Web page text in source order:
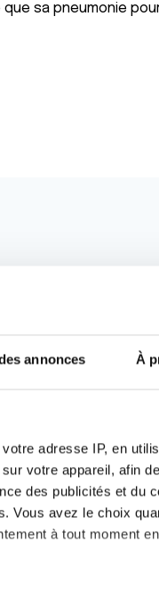
annonces À
adresse IP, en
votre appareil, afin de
des publicités et du
Vous avez le choix
à tout moment en
que sa pneumonie
de vous